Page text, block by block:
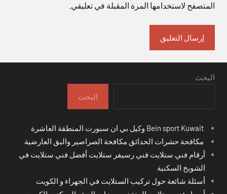
المتصفح لاستخدامها المرة المقبلة في تعليقي.
البحث
البحث
مكافحة حشرات الحدائق مكافحة الصراصير والبق العارضية
أرقام فني ستلايت فني رسيفر ستلايت أفضل فني ستلايت في
الشويخ السكنية
أسئلة شائعة حول تركيب الستلايت في الجهراء و الكويت